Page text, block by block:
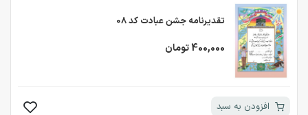
تقدیرنامه جشن عبادت کد 08
400,000 تومان
افزودن به سبد